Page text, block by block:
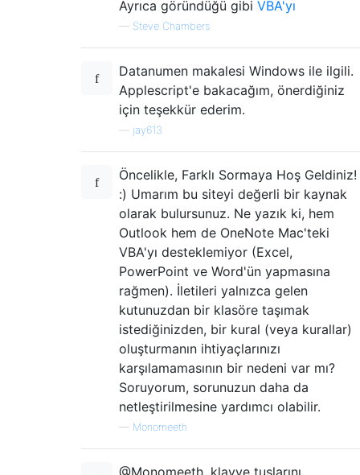
Ayrıca göründüğü gibi VBA'yı
— Steve Chambers
Datanumen makalesi Windows ile ilgili.
Applescript'e bakacağım, önerdiğiniz
için teşekkür ederim.
jay613
Öncelikle, Farklı Sormaya Hoş Geldiniz!
:) Umarım bu siteyi değerli bir kaynak
olarak bulursunuz. Ne yazık ki, hem
Outlook hem de OneNote Mac'teki
VBA'yı desteklemiyor (Excel,
PowerPoint ve Word'ün yapmasına
rağmen). İletileri yalnızca gelen
kutunuzdan bir klasöre taşımak
istediğinizden, bir kural (veya kurallar)
oluşturmanın ihtiyaçlarınızı
karşılamamasının bir nedeni var mı?
Soruyorum, sorunuzun daha da
netleştirilmesine yardımcı olabilir.
— Monomeeth
@Monomeeth, klavye tuşlarını